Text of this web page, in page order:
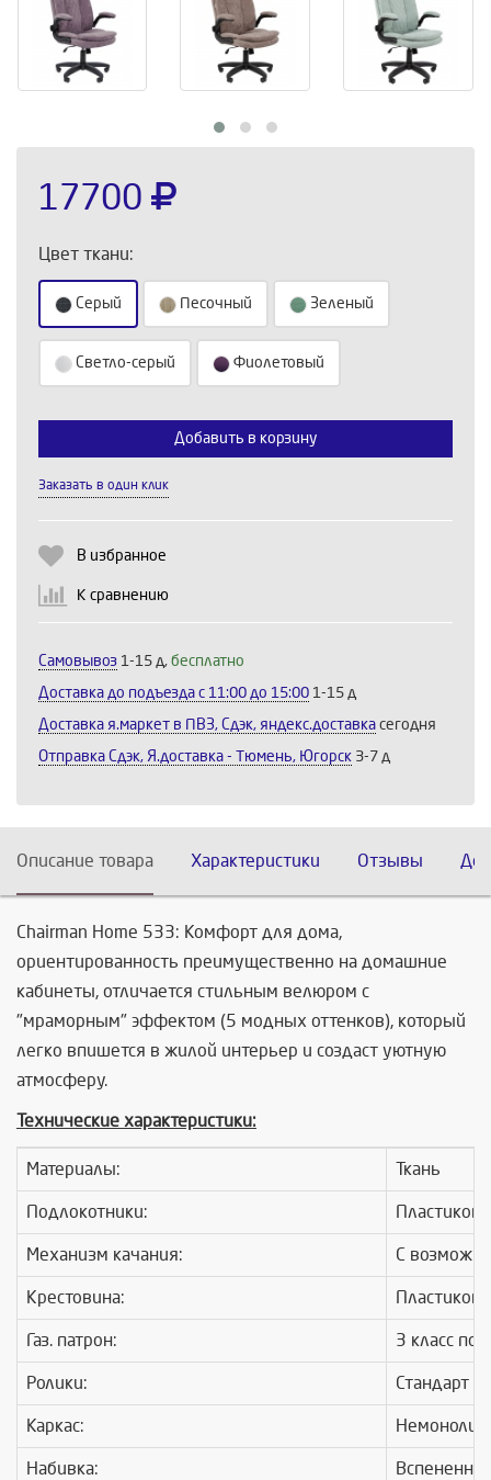
17700
Цвет ткани:
Серый Песочный Зеленый
Светло-серый Фиолетовый
Выберите количество:
Продолжить Отмена
Добавить в корзину
Заказать в один клик
В избранное
К сравнению
Самовывоз 1-15 д, бесплатно
Доставка до подъезда c 11:00 до 15:00 1-15 д
Доставка я.маркет в ПВЗ, Сдэк, яндекс.доставка сегодня
Отправка Сдэк, Я.доставка - Тюмень, Югорск 3-7 д
Описание товара Характеристики Отзывы
Chairman Home 533: Комфорт для дома,
ориентированность преимущественно на домашние
кабинеты, отличается стильным велюром с
"мраморным" эффектом (5 модных оттенков), который
легко впишется в жилой интерьер и создаст уютную
атмосферу.
Технические характеристики:
Материалы: Ткань
Подлокотники:
Механизм качания: С
Крестовина:
Газ. патрон: 3 класс по
Ролики: Стандарт
Каркас:
Набивка: